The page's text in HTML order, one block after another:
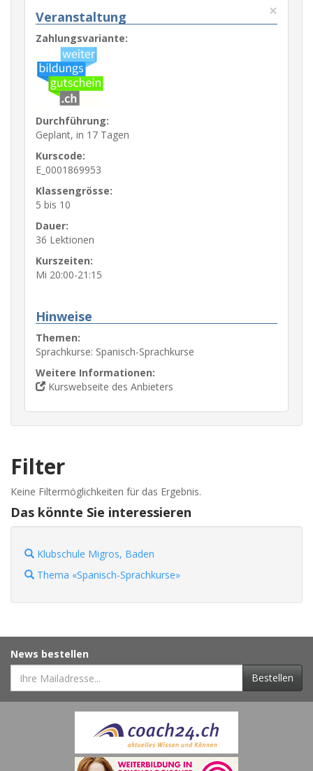
×
Veranstaltung
Zahlungsvariante:
Durchführung:
Geplant, in 17 Tagen
Kurscode:
E_0001869953
Klassengrösse:
5 bis 10
Dauer:
36 Lektionen
Kurszeiten:
Mi 20:00-21:15
Hinweise
Themen:
Sprachkurse: Spanisch-Sprachkurse
Weitere Informationen:
Kurswebseite des Anbieters
Filter
Keine Filtermöglichkeiten für das Ergebnis.
Das könnte Sie interessieren
Klubschule Migros, Baden
Thema «Spanisch-Sprachkurse»
News bestellen
Bestellen